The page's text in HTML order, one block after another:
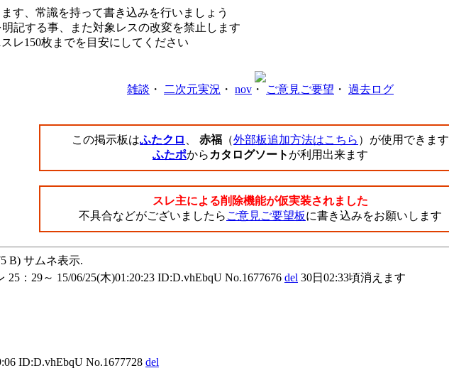
す、常識を持って書き込みを行いましょう
記する事、また対象レスの改変を禁止します
レ150枚までを目安にしてください
雑談 ・ 二次元実況 ・ nov ・ ご意見ご要望 ・ 過去ログ
この掲示板はふたクロ 赤福 （外部板追加方法はこちら ）が使用できます
ふたポから カタログソート が利用出来ます
スレ主による削除機能が仮実装されました
不具合などがございましたら ご意見ご要望板に書き込みをお願いします
B) サムネ表示.
25：29～ 15/06/25(木)01:20:23 ID:D.vhEbqU No.1677676 del 30日02:33頃消えます
ID:D.vhEbqU No.1677728 del